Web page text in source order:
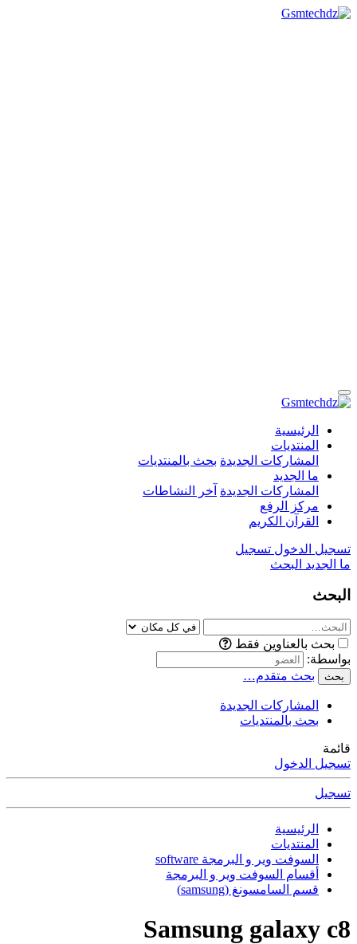
الرئيسية
المنتديات
المشاركات الجديدة بحث بالمنتديات
ما الجديد
المشاركات الجديدة آخر النشاطات
مركز الرفع
القرآن الكريم
تسجيل الدخول تسجيل
ما الجديد البحث
البحث
بحث بالعناوين فقط
بواسطة:
بحث بحث متقدم…
المشاركات الجديدة
بحث بالمنتديات
قائمة
تسجيل الدخول
تسجيل
الرئيسية
المنتديات
السوفت وير و البرمجة software
أقسام السوفت وير و البرمجة
قسم السامسونغ (samsung)
Samsung galaxy c8